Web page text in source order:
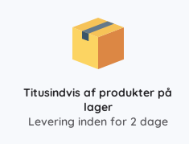
Titusindvis af produkter på
lager
Levering inden for 2 dage